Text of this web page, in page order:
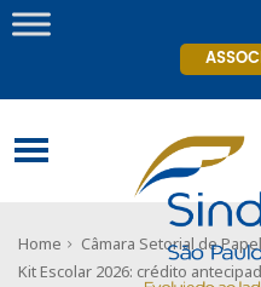
Home
Câmara Setorial de
Kit Escolar 2026: crédito